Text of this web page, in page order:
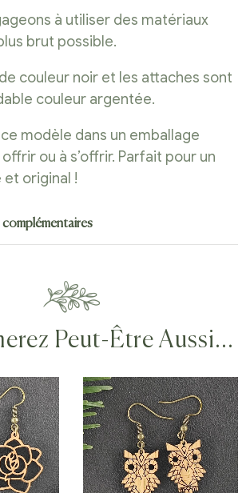
à utiliser des matériaux
brut possible.
couleur noir et les attaches sont
couleur argentée.
modèle dans un emballage
ou à s’offrir. Parfait pour un
et original !
Peut-Être Aussi…